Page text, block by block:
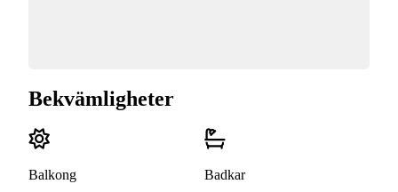
Bekvämligheter
Balkong Badkar